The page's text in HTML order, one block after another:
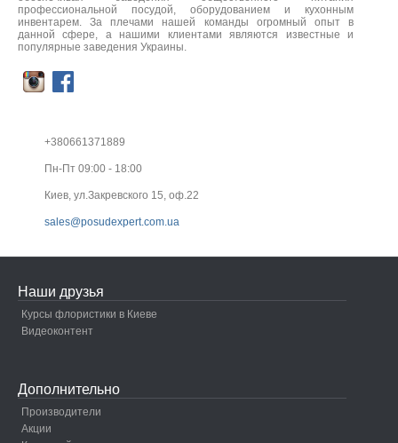
профессиональной посудой, оборудованием и кухонным
инвентарем. За плечами нашей команды огромный опыт в
данной сфере, а нашими клиентами являются известные и
популярные заведения Украины.
+380661371889
Пн-Пт 09:00 - 18:00
Киев, ул.Закревского 15, оф.22
sales@posudexpert.com.ua
Наши друзья
Курсы флористики в Киеве
Видеоконтент
Дополнительно
Производители
Акции